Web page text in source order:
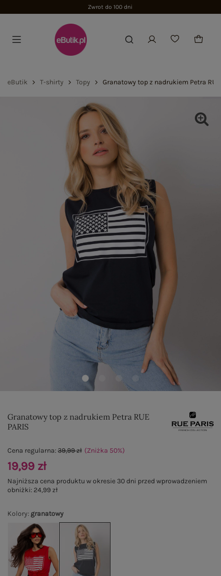
Zwrot do 100 dni
eButik T-shirty Topy Granatowy top z nadrukiem Petra RUE
Granatowy top z nadrukiem Petra RUE
PARIS
Kolory: granatowy
Cena regularna:39,99 zł (Zniżka 50%)
19,99 zł
Najniższa cena produktu w okresie 30 dni przed wprowadzeniem
obniżki: 24,99 zł